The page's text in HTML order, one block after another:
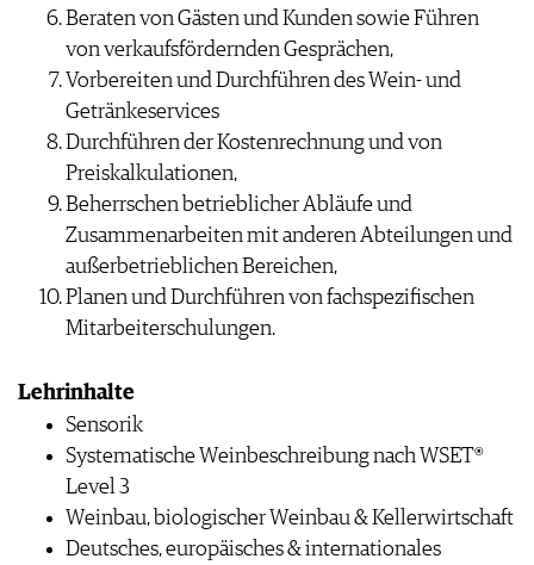
Beraten von Gästen und Kunden sowie Führen
von verkaufsfördernden Gesprächen,
Vorbereiten und Durchführen des Wein- und
Getränkeservices
Durchführen der Kostenrechnung und von
Preiskalkulationen,
Beherrschen betrieblicher Abläufe und
Zusammenarbeiten mit anderen Abteilungen und
außerbetrieblichen Bereichen,
Planen und Durchführen von fachspezifischen
Mitarbeiterschulungen.
Lehrinhalte
Sensorik
Systematische Weinbeschreibung nach WSET®
Level 3
Weinbau, biologischer Weinbau & Kellerwirtschaft
Deutsches, europäisches & internationales